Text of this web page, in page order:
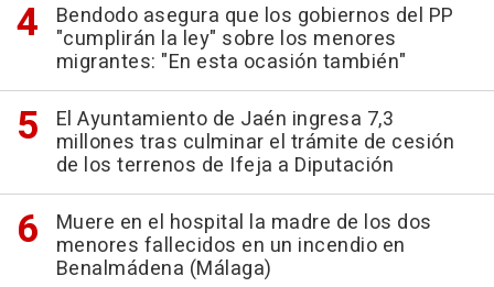
Bendodo asegura que los gobiernos del PP
"cumplirán la ley" sobre los menores
migrantes: "En esta ocasión también"
El Ayuntamiento de Jaén ingresa 7,3
millones tras culminar el trámite de cesión
de los terrenos de Ifeja a Diputación
Muere en el hospital la madre de los dos
menores fallecidos en un incendio en
Benalmádena (Málaga)